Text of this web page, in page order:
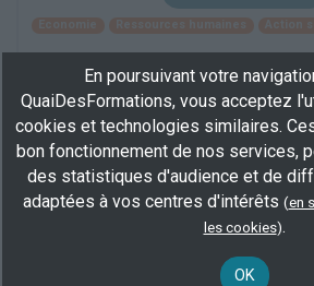
Formation civile et civique
d'Université Droit, société et
religieux
En centre(44)
154 h
demandeur d’emploi, salarié,
Plus d'informations
En poursuivant votre
QuaiDesFormations, vous acceptez
cookies et technologies similaires.
bon fonctionnement de nos services,
des statistiques d'audience et de
adaptées à vos centres d'intérêts (en
les cookies).
OK